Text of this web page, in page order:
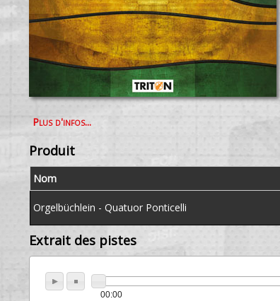
Plus d'infos...
Produit
Nom
Orgelbüchlein - Quatuor Ponticelli
Extrait des pistes
00:00